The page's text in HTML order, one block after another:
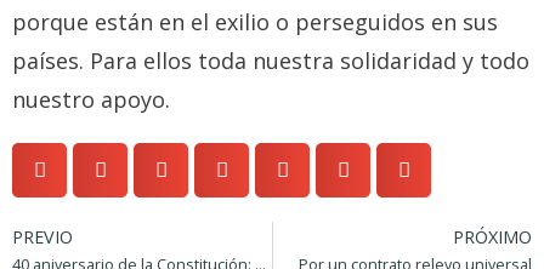
porque están en el exilio o perseguidos en sus
países. Para ellos toda nuestra solidaridad y todo
nuestro apoyo.
PREVIO PRÓXIMO